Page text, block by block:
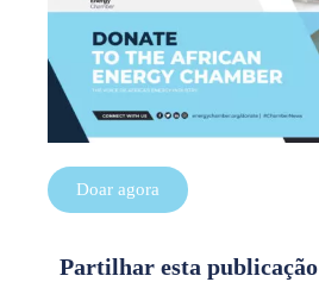
Doar agora
Partilhar esta publicação